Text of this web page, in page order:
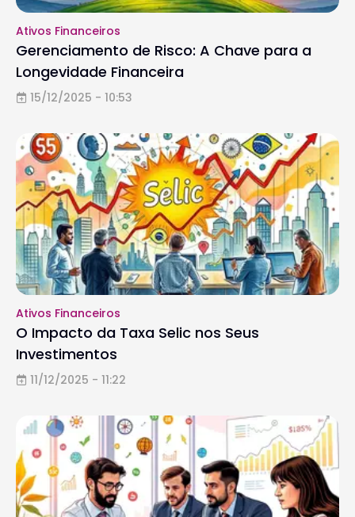
Ativos Financeiros
Gerenciamento de Risco: A Chave para a
Longevidade Financeira
15/12/2025 - 10:53
Ativos Financeiros
O Impacto da Taxa Selic nos Seus
Investimentos
11/12/2025 - 11:22